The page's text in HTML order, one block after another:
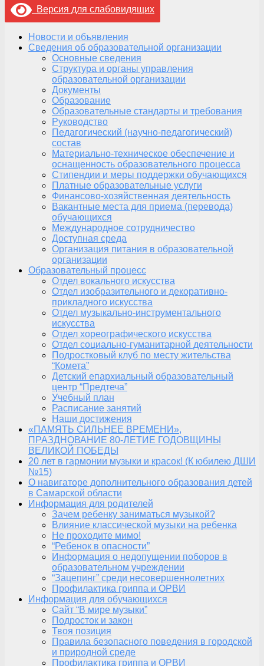
Версия для слабовидящих
Новости и объявления
Сведения об образовательной организации
Основные сведения
Структура и органы управления
образовательной организации
Документы
Образование
Образовательные стандарты и требования
Руководство
Педагогический (научно-педагогический)
состав
Материально-техническое обеспечение и
оснащенность образовательного процесса
Стипендии и меры поддержки обучающихся
Платные образовательные услуги
Финансово-хозяйственная деятельность
Вакантные места для приема (перевода)
обучающихся
Международное сотрудничество
Доступная среда
Организация питания в образовательной
организации
Образовательный процесс
Отдел вокального искусства
Отдел изобразительного и декоративно-
прикладного искусства
Отдел музыкально-инструментального
искусства
Отдел хореографического искусства
Отдел социально-гуманитарной деятельности
Подростковый клуб по месту жительства
“Комета”
Детский епархиальный образовательный
центр “Предтеча”
Учебный план
Расписание занятий
Наши достижения
«ПАМЯТЬ СИЛЬНЕЕ ВРЕМЕНИ»,
ПРАЗДНОВАНИЕ 80-ЛЕТИЕ ГОДОВЩИНЫ
ВЕЛИКОЙ ПОБЕДЫ
20 лет в гармонии музыки и красок! (К юбилею ДШИ
№15)
О навигаторе дополнительного образования детей
в Самарской области
Информация для родителей
Зачем ребенку заниматься музыкой?
Влияние классической музыки на ребенка
Не проходите мимо!
“Ребенок в опасности”
Информация о недопущении поборов в
образовательном учреждении
“Зацепинг” среди несовершеннолетних
Профилактика гриппа и ОРВИ
Информация для обучающихся
Сайт “В мире музыки”
Подросток и закон
Твоя позиция
Правила безопасного поведения в городской
и природной среде
Профилактика гриппа и ОРВИ